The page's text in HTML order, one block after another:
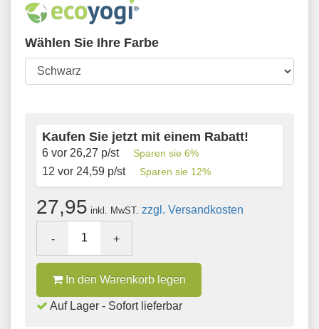
Wählen Sie Ihre Farbe
Kaufen Sie jetzt mit einem Rabatt!
6 vor 26,27 p/st Sparen sie 6%
12 vor 24,59 p/st Sparen sie 12%
27,95 inkl. MwST. zzgl. Versandkosten
- +
In den Warenkorb legen
Auf Lager - Sofort lieferbar